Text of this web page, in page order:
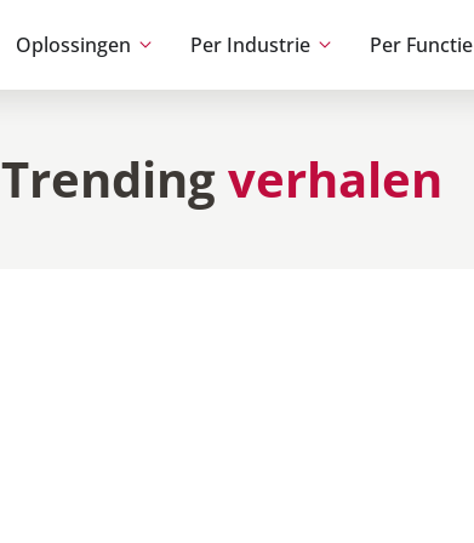
Oplossingen Per Industrie Per Functie
Trendingverhalen